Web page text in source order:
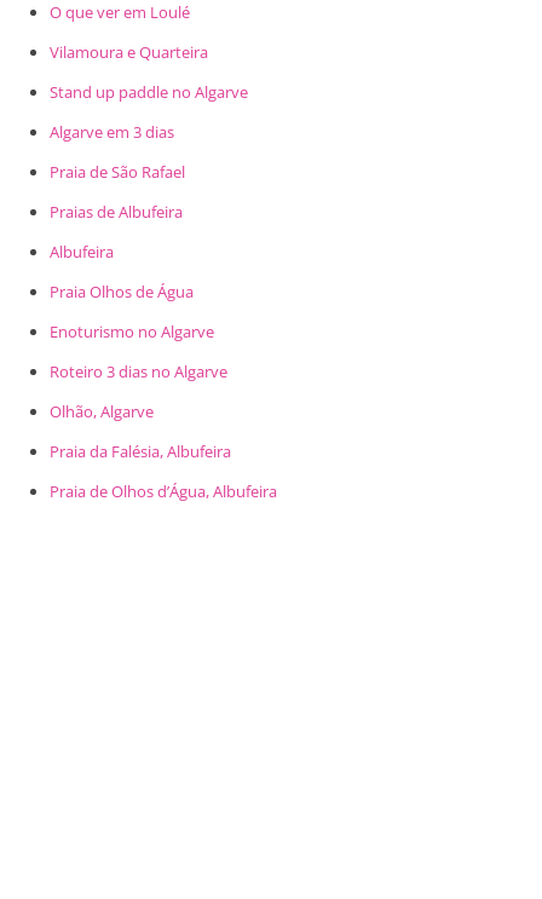
O que ver em Loulé
Vilamoura e Quarteira
Stand up paddle no Algarve
Algarve em 3 dias
Praia de São Rafael
Praias de Albufeira
Albufeira
Praia Olhos de Água
Enoturismo no Algarve
Roteiro 3 dias no Algarve
Olhão, Algarve
Praia da Falésia, Albufeira
Praia de Olhos d’Água, Albufeira